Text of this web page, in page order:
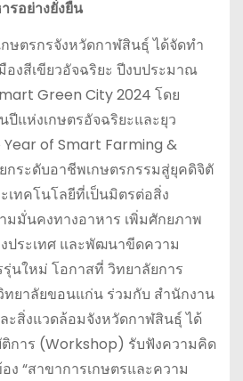
รอย่างยั่งยืน
ษตรกรจังหวัดกาฬสินธุ์ ได้จัดทำ
งสีเขียวอัจฉริยะ ปีงบประมาณ
Green City 2024 โดย
ปีแห่งเกษตรอัจฉริยะและยุว
Year of Smart Farming &
กระดับอาชีพเกษตรกรรมสู่ยุคดิจิตั
เทคโนโลยีที่เป็นมิตรต่อสิ่ง
มมั่นคงทางอาหาร เพิ่มศักยภาพ
ประเทศ และพัฒนาขีดความ
นใหม่ โอกาสที่ วิทยาลัยการ
ยาลัยขอนแก่น ร่วมกับ สำนักงาน
ะสิ่งแวดล้อมจังหวัดกาฬสินธุ์ ได้
ติการ (Workshop) รับฟังความคิด
ง “สาขาการเกษตรและความ